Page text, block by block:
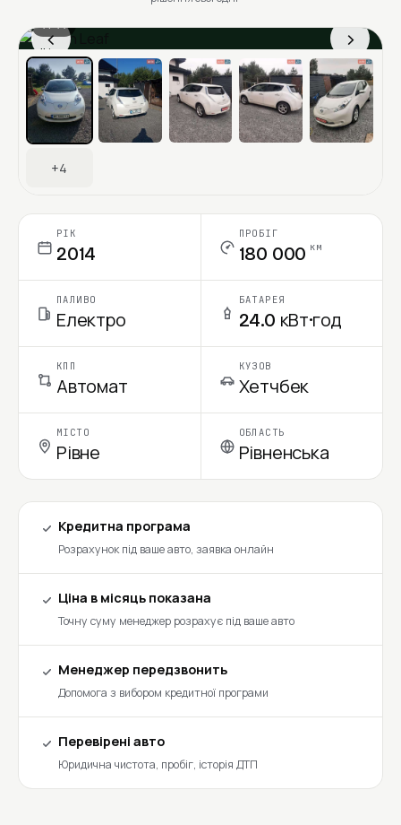
‹ ›
1 / 11
Ціна в місяць
+4
РІК
2014
ПРОБІГ
180 000 км
ПАЛИВО
Електро
БАТАРЕЯ
24.0 кВт·год
КПП
Автомат
КУЗОВ
Хетчбек
МІСТО
Рівне
ОБЛАСТЬ
Рівненська
Кредитна програма
Розрахунок під ваше авто, заявка онлайн
Ціна в місяць показана
Точну суму менеджер розрахує під ваше авто
Менеджер передзвонить
Допомога з вибором кредитної програми
Перевірені авто
Юридична чистота, пробіг, історія ДТП